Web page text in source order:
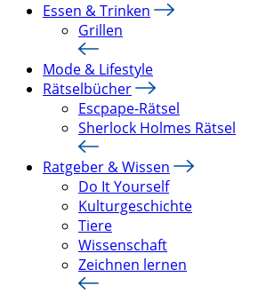
Essen & Trinken
Grillen
Mode & Lifestyle
Rätselbücher
Escpape-Rätsel
Sherlock Holmes Rätsel
Ratgeber & Wissen
Do It Yourself
Kulturgeschichte
Tiere
Wissenschaft
Zeichnen lernen